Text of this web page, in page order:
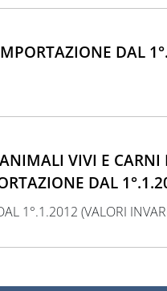
DAL
VIVI E CARNI
DAL
1°.1.2012 (VALORI